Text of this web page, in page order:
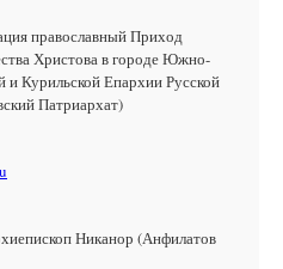
православный Приход
Христова в городе Южно-
Курильской Епархии Русской
Патриархат)
Никанор (Анфилатов